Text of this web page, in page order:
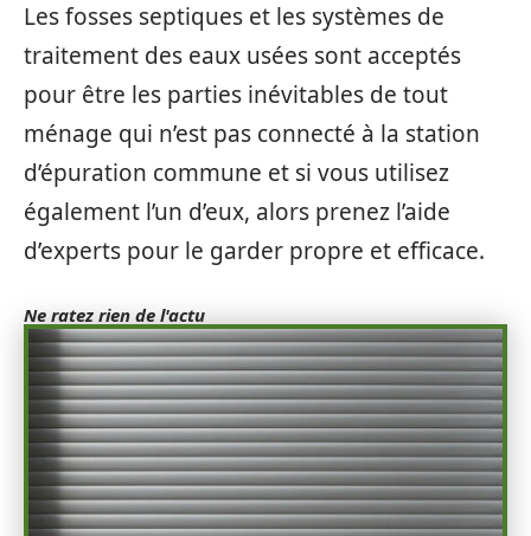
Les fosses septiques et les systèmes de
traitement des eaux usées sont acceptés
pour être les parties inévitables de tout
ménage qui n’est pas connecté à la station
d’épuration commune et si vous utilisez
également l’un d’eux, alors prenez l’aide
d’experts pour le garder propre et efficace.
Ne ratez rien de l'actu